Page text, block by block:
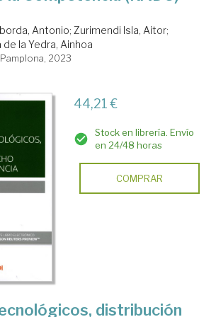
Antonio; Zurimendi Isla, Aitor;
de la Yedra, Ainhoa
2023
44,21 €
Stock en librería. Envío
en 24/48 horas
COMPRAR
distribución